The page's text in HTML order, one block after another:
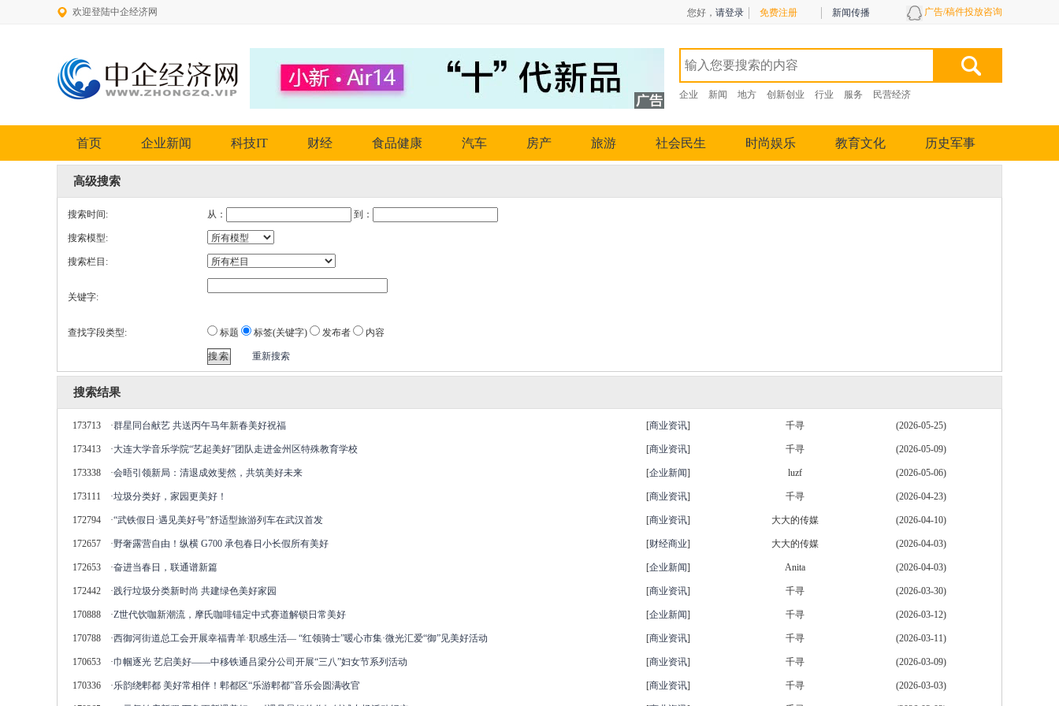
欢迎登陆中企经济网 您好， 请登录 免费注册 新闻传播 广告/稿件投放咨询
企业 新闻 地方 创新创业 行业 服务 民营经济
首页 企业新闻 科技IT 财经 食品健康 汽车 房产 旅游 社会民生 时尚娱乐 教育文化 历史军事
高级搜索
搜索时间: 从： 到：
搜索模型:
搜索栏目:
关键字:
查找字段类型: 标题 标签(关键字) 发布者 内容
重新搜索
搜索结果
173713 ·群星同台献艺 共送丙午马年新春美好祝福 [商业资讯] 千寻 (2026-05-25)
173413 ·大连大学音乐学院“艺起美好”团队走进金州区特殊教育学校 [商业资讯] 千寻 (2026-05-09)
173338 ·会晤引领新局：清退成效斐然，共筑美好未来 [企业新闻] luzf (2026-05-06)
173111 ·垃圾分类好，家园更美好！ [商业资讯] 千寻 (2026-04-23)
172794 ·“武铁假日·遇见美好号”舒适型旅游列车在武汉首发 [商业资讯] 大大的传媒 (2026-04-10)
172657 ·野奢露营自由！纵横 G700 承包春日小长假所有美好 [财经商业] 大大的传媒 (2026-04-03)
172653 ·奋进当春日，联通谱新篇 [企业新闻] Anita (2026-04-03)
172442 ·践行垃圾分类新时尚 共建绿色美好家园 [商业资讯] 千寻 (2026-03-30)
170888 ·Z世代饮咖新潮流，摩氏咖啡锚定中式赛道解锁日常美好 [企业新闻] 千寻 (2026-03-12)
170788 ·西御河街道总工会开展幸福青羊·职感生活— “红领骑士”暖心市集·微光汇爱“御”见美好活动 [商业资讯] 千寻 (2026-03-11)
170653 ·巾帼逐光 艺启美好——中移铁通吕梁分公司开展“三八”妇女节系列活动 [商业资讯] 千寻 (2026-03-09)
170336 ·乐韵绕郫都 美好常相伴！郫都区“乐游郫都”音乐会圆满收官 [商业资讯] 千寻 (2026-03-03)